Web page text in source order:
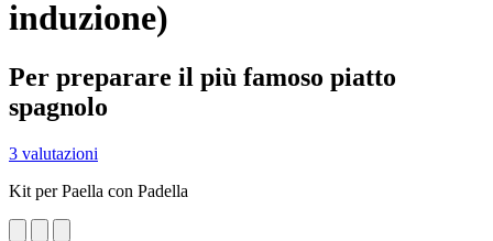
induzione)
Per preparare il più famoso piatto
spagnolo
3 valutazioni
Kit per Paella con Padella